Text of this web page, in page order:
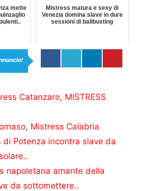
mette
Mistress matura e sexy di
Venezia domina slave in dure
sessioni di ballbusting
Catanzaro, MISTRESS
, Mistress Calabria
di Potenza incontra slave da
napoletana amante della
da sottomettere..